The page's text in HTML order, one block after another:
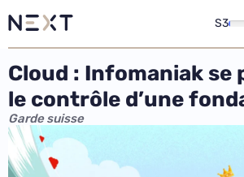
S3
Cloud : Infomaniak se
le contrôle d’une
Garde suisse